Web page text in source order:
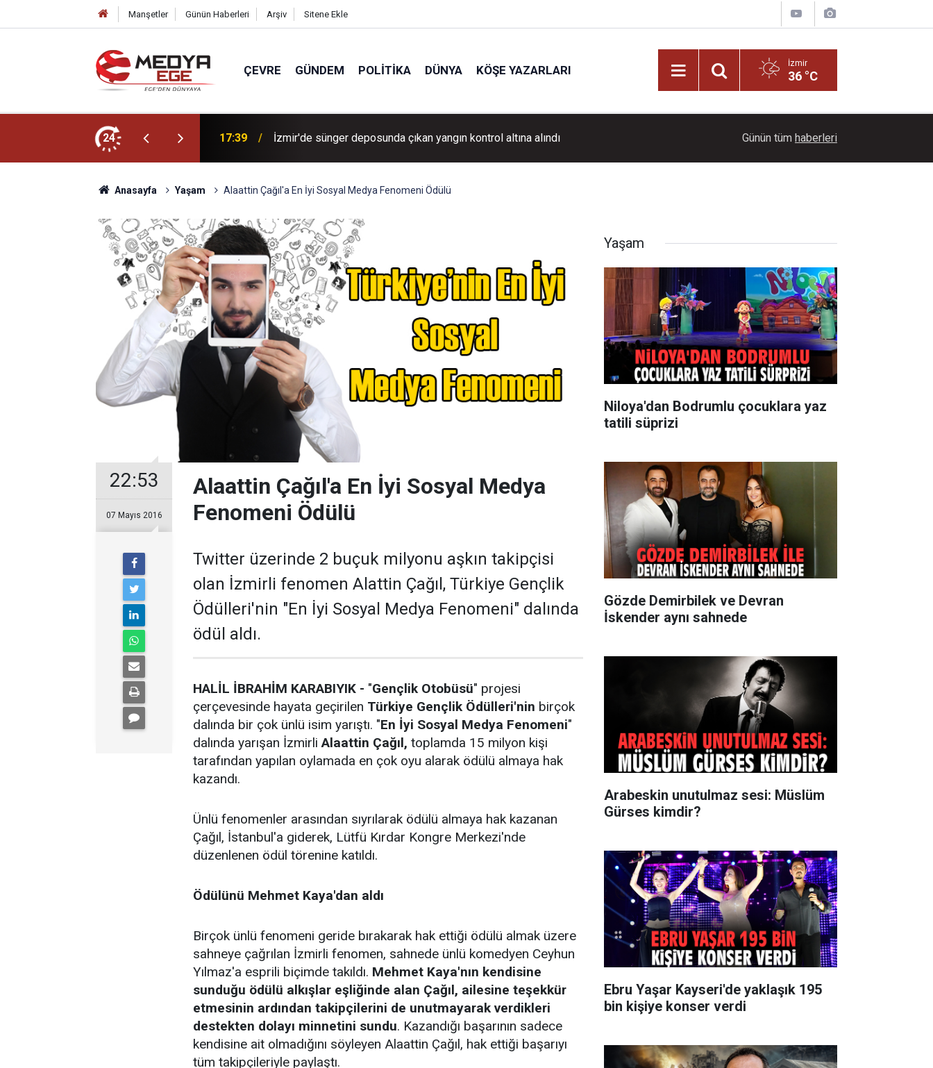
Manşetler Günün Haberleri Arşiv Sitene Ekle
ÇEVRE GÜNDEM POLITIKA DÜNYA KÖŞE YAZARLARI İzmir
36 °C
24
kontrol altına alındı 17:25 Otomobil şarampole uçtu: 4 yaralı Niloya'dan Bodrumlu çocuklara yaz tatili süprizi
Günün tüm haberleri
Anasayfa Yaşam Alaattin Çağıl'a En İyi Sosyal Medya Fenomeni Ödülü
22:53
07 Mayıs 2016
Alaattin Çağıl'a En İyi Sosyal Medya
Fenomeni Ödülü
Twitter üzerinde 2 buçuk milyonu aşkın takipçisi
olan İzmirli fenomen Alattin Çağıl, Türkiye Gençlik
Ödülleri'nin "En İyi Sosyal Medya Fenomeni" dalında
ödül aldı.
HALİL İBRAHİM KARABIYIK - "Gençlik Otobüsü" projesi
çerçevesinde hayata geçirilen Türkiye Gençlik Ödülleri'nin birçok
dalında bir çok ünlü isim yarıştı. "En İyi Sosyal Medya Fenomeni"
dalında yarışan İzmirliAlaattin Çağıl, toplamda 15 milyon kişi
tarafından yapılan oylamada en çok oyu alarak ödülü almaya hak
kazandı.
Ünlü fenomenler arasından sıyrılarak ödülü almaya hak kazanan
Çağıl, İstanbul'a giderek, Lütfü Kırdar Kongre Merkezi'nde
düzenlenen ödül törenine katıldı.
Ödülünü Mehmet Kaya'dan aldı
Birçok ünlü fenomeni geride bırakarak hak ettiği ödülü almak üzere
sahneye çağrılan İzmirli fenomen, sahnede ünlü komedyen Ceyhun
Yılmaz'a esprili biçimde takıldı. Mehmet Kaya'nın kendisine
sunduğu ödülü alkışlar eşliğinde alan Çağıl, ailesine teşekkür
etmesinin ardından takipçilerini de unutmayarak verdikleri
destekten dolayı minnetini sundu. Kazandığı başarının sadece
kendisine ait olmadığını söyleyen Alaattin Çağıl, hak ettiği başarıyı
tüm takipçileriyle paylaştı.
Yaşam
Niloya'dan Bodrumlu çocuklara yaz
tatili süprizi
Gözde Demirbilek ve Devran
İskender aynı sahnede
Arabeskin unutulmaz sesi: Müslüm
Gürses kimdir?
Ebru Yaşar Kayseri'de yaklaşık 195
bin kişiye konser verdi